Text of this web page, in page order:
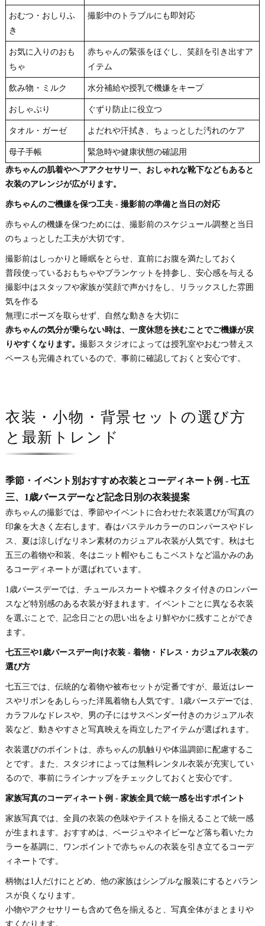
おむつ・おしりふ
き
撮影中のトラブルにも即対応
お気に入りのおも
ちゃ
赤ちゃんの緊張をほぐし、笑顔を引き出すア
イテム
飲み物・ミルク 水分補給や授乳で機嫌をキープ
おしゃぶり ぐずり防止に役立つ
タオル・ガーゼ よだれや汗拭き、ちょっとした汚れのケア
母子手帳
緊急時や健康状態の確認用
赤ちゃんの肌着やヘアアクセサリー、おしゃれな靴下などもあると
衣装のアレンジが広がります。
赤ちゃんのご機嫌を保つ工夫 - 撮影前の準備と当日の対応
赤ちゃんの機嫌を保つためには、撮影前のスケジュール調整と当日
のちょっとした工夫が大切です。
撮影前はしっかりと睡眠をとらせ、直前にお腹を満たしておく
普段使っているおもちゃやブランケットを持参し、安心感を与える
撮影中はスタッフや家族が笑顔で声かけをし、リラックスした雰囲
気を作る
無理にポーズを取らせず、自然な動きを大切に
赤ちゃんの気分が乗らない時は、一度休憩を挟むことでご機嫌が戻
りやすくなります。 撮影スタジオによっては授乳室やおむつ替えス
ペースも完備されているので、事前に確認しておくと安心です。
衣装・小物・背景セットの選び方
と最新トレンド
季節・イベント別おすすめ衣装とコーディネート例 - 七五
三、1歳バースデーなど記念日別の衣装提案
赤ちゃんの撮影では、季節やイベントに合わせた衣装選びが写真の
印象を大きく左右します。春はパステルカラーのロンパースやドレ
ス、夏は涼しげなリネン素材のカジュアル衣装が人気です。秋は七
五三の着物や和装、冬はニット帽やもこもこベストなど温かみのあ
るコーディネートが選ばれています。
1歳バースデーでは、チュールスカートや蝶ネクタイ付きのロンパー
スなど特別感のある衣装が好まれます。イベントごとに異なる衣装
を選ぶことで、記念日ごとの思い出をより鮮やかに残すことができ
ます。
七五三や1歳バースデー向け衣装 - 着物・ドレス・カジュアル衣装の
選び方
七五三では、伝統的な着物や被布セットが定番ですが、最近はレー
スやリボンをあしらった洋風着物も人気です。1歳バースデーでは、
カラフルなドレスや、男の子にはサスペンダー付きのカジュアル衣
装など、動きやすさと写真映えを両立したアイテムが選ばれます。
衣装選びのポイントは、赤ちゃんの肌触りや体温調節に配慮するこ
とです。また、スタジオによっては無料レンタル衣装が充実してい
るので、事前にラインナップをチェックしておくと安心です。
家族写真のコーディネート例 - 家族全員で統一感を出すポイント
家族写真では、全員の衣装の色味やテイストを揃えることで統一感
が生まれます。おすすめは、ベージュやネイビーなど落ち着いたカ
ラーを基調に、ワンポイントで赤ちゃんの衣装を引き立てるコーデ
ィネートです。
柄物は1人だけにとどめ、他の家族はシンプルな服装にするとバラン
スが良くなります。
小物やアクセサリーも含めて色を揃えると、写真全体がまとまりや
すくなります。